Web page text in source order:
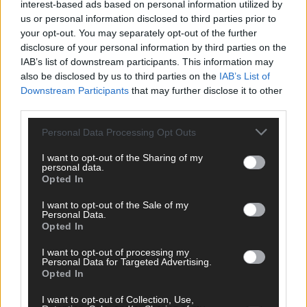
interest-based ads based on personal information utilized by
us or personal information disclosed to third parties prior to
your opt-out. You may separately opt-out of the further
disclosure of your personal information by third parties on the
IAB’s list of downstream participants. This information may
also be disclosed by us to third parties on the IAB’s List of
Downstream Participants that may further disclose it to other
Personal Data Processing Opt Outs
I want to opt-out of the Sharing of my
personal data.
Opted In
I want to opt-out of the Sale of my
Personal Data.
Opted In
I want to opt-out of processing my
Personal Data for Targeted Advertising.
Opted In
I want to opt-out of Collection, Use,
erneut mit „You Are Not Alone“
The Masked Singer: Enthüllung: Ein deutscher
Schauspieler glänzte als King
The Masked Singer: Billie Eilish trifft Kuh-Power!
Muuhnika verzaubert mit „Lovely“
The Masked Singer: Rave-Ioli vereint die Welt mit „We
Moon“!
The Masked Singer: Enthüllung: Eine österreichische
Moderatorin verzückte als Eggi
The Masked Singer: Muuhnika rockt mit „I Was Made For